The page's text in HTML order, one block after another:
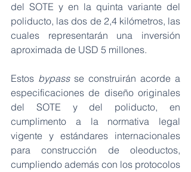
del SOTE y en la quinta variante del
poliducto, las dos de 2,4 kilómetros, las
cuales representarán una inversión
aproximada de USD 5 millones.
Estos bypass se construirán acorde a
especificaciones de diseño originales
del SOTE y del poliducto, en
cumplimento a la normativa legal
vigente y estándares internacionales
para construcción de oleoductos,
cumpliendo además con los protocolos